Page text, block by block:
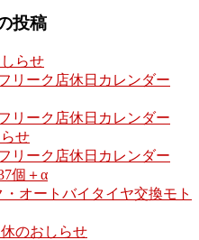
投稿
らせ
せ
個＋α
のおしらせ